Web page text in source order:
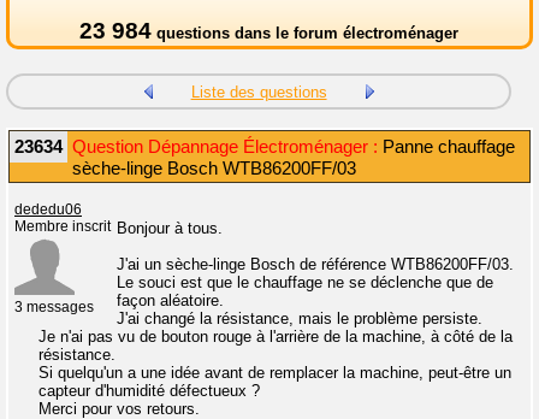
23 984 questions dans le forum électroménager
Liste des questions
23634 Question Dépannage Électroménager : Panne chauffage
sèche-linge Bosch WTB86200FF/03
dededu06
Membre inscrit
3 messages
Bonjour à tous.
J'ai un sèche-linge Bosch de référence WTB86200FF/03.
Le souci est que le chauffage ne se déclenche que de
façon aléatoire.
J'ai changé la résistance, mais le problème persiste.
Je n'ai pas vu de bouton rouge à l'arrière de la machine, à côté de la
résistance.
Si quelqu'un a une idée avant de remplacer la machine, peut-être un
capteur d'humidité défectueux ?
Merci pour vos retours.